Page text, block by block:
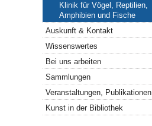
Klinik für Vögel, Reptilien,
Amphibien und Fische
Auskunft & Kontakt
Wissenswertes
Bei uns arbeiten
Sammlungen
Veranstaltungen, Publikationen
Kunst in der Bibliothek